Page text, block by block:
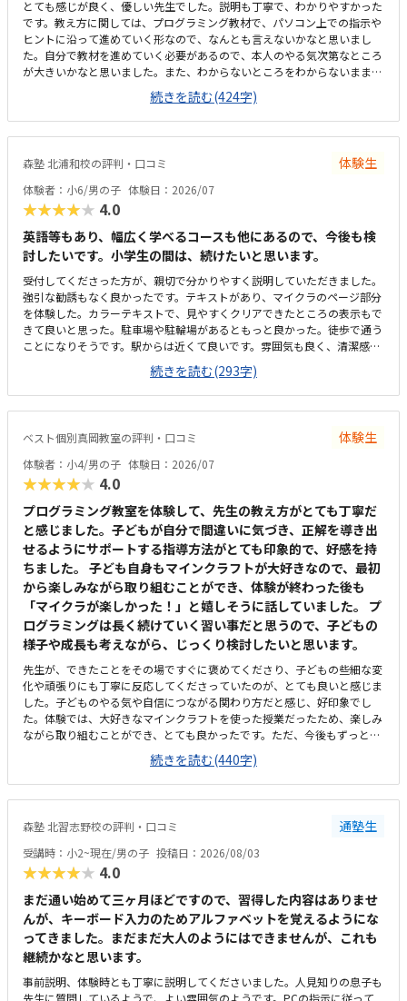
気で学べる環境だと感じました。設備もきちんと手入れされていて、パソ
コンや机まわりも清潔に保たれているため、子どもが安心して集中できる
空間になっています。初めてのプログラミング学習でも不安なく取り組め
る環境が整っている点は、とても良い印象でした。教室の割引制度がある
ことで助かってはいますが、正規料金だけを見るとやはり高いと感じてい
ます。今は割引があるから続けられていますが、もしこの制度がなくなっ
ると景品と交換できる仕組みになっているため、子どもも毎回楽しみにし
ともなく、安心して続けられています。上記でお話したとおり、教室の雰
囲気や指導の進め方、独自の取り組みなど、総合的に満足しています。子
どもが楽しく通えており、成長を実感できる点が何よりありがたいです。
今後もこのまま安心して続けられればと思っています。
とても感じが良く、優しい先生でした。説明も丁寧で、わかりやすかった
です。教え方に関しては、プログラミング教材で、パソコン上での指示や
ヒントに沿って進めていく形なので、なんとも言えないかなと思いまし
た。自分で教材を進めていく必要があるので、本人のやる気次第なところ
が大きいかなと思いました。また、わからないところをわからないまま適
当に進めず、きちんと質問し、確認しながらできるかどうかが懸念点で
す。家から近く、徒歩で子ども1人でも通わせることができそうなので、
そこは魅力的だなと思いました。こじんまりとした教室ですが、机や椅子
は綺麗でした。余計なものが置かれていないので勉強に集中できそうな環
境だと思いました。月額は習い事の中では高めかなと思います。ただ、パ
ソコンとその中にある教材を使用するため、高くなってしまうのは仕方な
いかなとも思います。マイクラが使われているということで子どもが興味
を持っていました。遊び感覚で学んでいけるのは良いと思います。
続きを読む(424字)
森塾 北浦和校の評判・口コミ 体験生
体験者：小6/男の子 体験日：2026/07
★★★★★ 4.0
英語等もあり、幅広く学べるコースも他にあるので、今後も検
討したいです。小学生の間は、続けたいと思います。
受付してくださった方が、親切で分かりやすく説明していただきました。
強引な勧誘もなく良かったです。テキストがあり、マイクラのページ部分
を体験した。カラーテキストで、見やすくクリアできたところの表示もで
きて良いと思った。駐車場や駐輪場があるともっと良かった。徒歩で通う
ことになりそうです。駅からは近くて良いです。雰囲気も良く、清潔感も
あった。部屋が区切られていて、個人スペースも確保されていて良かっ
た。基本料金以外に、追加料金があまり無さそうで良かった。できれば、
毎月1万以内で通いたいです。子供に熱心に話しかけてくださったり、褒
めてくださって、子供が頑張ろうという気持ちになれて良かった。
続きを読む(293字)
ベスト個別真岡教室の評判・口コミ 体験生
体験者：小4/男の子 体験日：2026/07
★★★★★ 4.0
プログラミング教室を体験して、先生の教え方がとても丁寧だ
と感じました。子どもが自分で間違いに気づき、正解を導き出
せるようにサポートする指導方法がとても印象的で、好感を持
ちました。 子ども自身もマインクラフトが大好きなので、最初
から楽しみながら取り組むことができ、体験が終わった後も
「マイクラが楽しかった！」と嬉しそうに話していました。 プ
ログラミングは長く続けていく習い事だと思うので、子どもの
様子や成長も考えながら、じっくり検討したいと思います。
先生が、できたことをその場ですぐに褒めてくださり、子どもの些細な変
化や頑張りにも丁寧に反応してくださっていたのが、とても良いと感じま
した。子どものやる気や自信につながる関わり方だと感じ、好印象でし
た。体験では、大好きなマインクラフトを使った授業だったため、楽しみ
ながら取り組むことができ、とても良かったです。ただ、今後もずっとマ
インクラフトを使った内容ではないと伺ったので、その後も興味を持って
取り組めるかどうかは少し気になる点でした。教室は自宅から15分ほどの
距離にあり、通いやすいと感じました。また、駐車場もあるため、送り迎
えもしやすく、安心して通わせられる環境だと思いました。教室は一人ひ
とりの席が完全に仕切られているわけではありませんが、壁などで視線が
分散しにくい工夫がされており、集中しやすい雰囲気だと感じました。月
4回（1回50分）で約12,000円という料金は、我が家にとってはやや高く
感じますが、プログラミング教室の相場を考えると、妥当な金額なのかな
と思いました。
続きを読む(440字)
森塾 北習志野校の評判・口コミ 通塾生
受講時：小2~現在/男の子 投稿日：2026/08/03
★★★★★ 4.0
まだ通い始めて三ヶ月ほどですので、習得した内容はありませ
んが、キーボード入力のためアルファベットを覚えるようにな
ってきました。まだまだ大人のようにはできませんが、これも
継続かなと思います。
事前説明、体験時とも丁寧に説明してくださいました。人見知りの息子も